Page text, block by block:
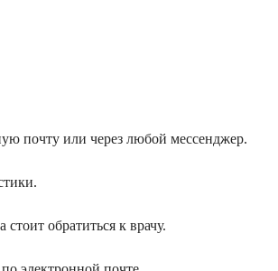
почту или через любой мессенджер.
обратиться к врачу.